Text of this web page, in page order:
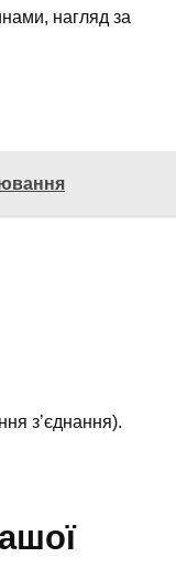
нагляд за
з’єднання).